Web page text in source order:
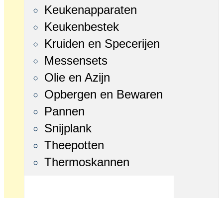
Keukenapparaten
Keukenbestek
Kruiden en Specerijen
Messensets
Olie en Azijn
Opbergen en Bewaren
Pannen
Snijplank
Theepotten
Thermoskannen